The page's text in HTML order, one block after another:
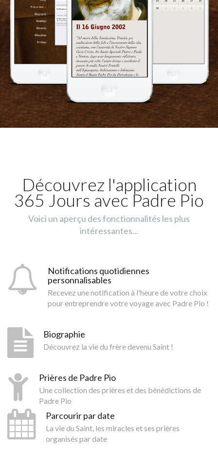
Découvrez l'application
365 Jours avec Padre Pio
Voici un aperçu des fonctionnalités les plus
intéressantes...
Notifications quotidiennes
personnalisables
Recevez une notification à l'heure de votre choix
pour entreprendre votre voyage avec Padre Pio !
Biographie
Découvrez la vie du frère devenu Saint !
Prières de Padre Pio
Une collection des prières et des bénédictions de
Padre Pio
Parcourir par date
La vie du Saint, les miracles et ses prières
organisés par date